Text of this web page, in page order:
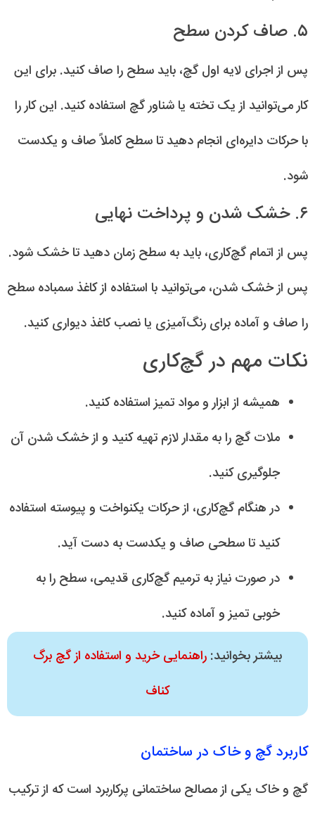
۵. صاف کردن سطح
پس از اجرای لایه اول گچ، باید سطح را صاف کنید. برای این
کار می‌توانید از یک تخته یا شناور گچ استفاده کنید. این کار را
با حرکات دایره‌ای انجام دهید تا سطح کاملاً صاف و یکدست
شود.
۶. خشک شدن و پرداخت نهایی
پس از اتمام گچ‌کاری، باید به سطح زمان دهید تا خشک شود.
پس از خشک شدن، می‌توانید با استفاده از کاغذ سمباده سطح
را صاف و آماده برای رنگ‌آمیزی یا نصب کاغذ دیواری کنید.
نکات مهم در گچ‌کاری
همیشه از ابزار و مواد تمیز استفاده کنید.
ملات گچ را به مقدار لازم تهیه کنید و از خشک شدن آن
جلوگیری کنید.
در هنگام گچ‌کاری، از حرکات یکنواخت و پیوسته استفاده
کنید تا سطحی صاف و یکدست به دست آید.
در صورت نیاز به ترمیم گچ‌کاری قدیمی، سطح را به
خوبی تمیز و آماده کنید.
بیشتر بخوانید: راهنمایی خرید و استفاده از گچ برگ
کناف
کاربرد گچ و خاک در ساختمان
گچ و خاک یکی از مصالح ساختمانی پرکاربرد است که از ترکیب